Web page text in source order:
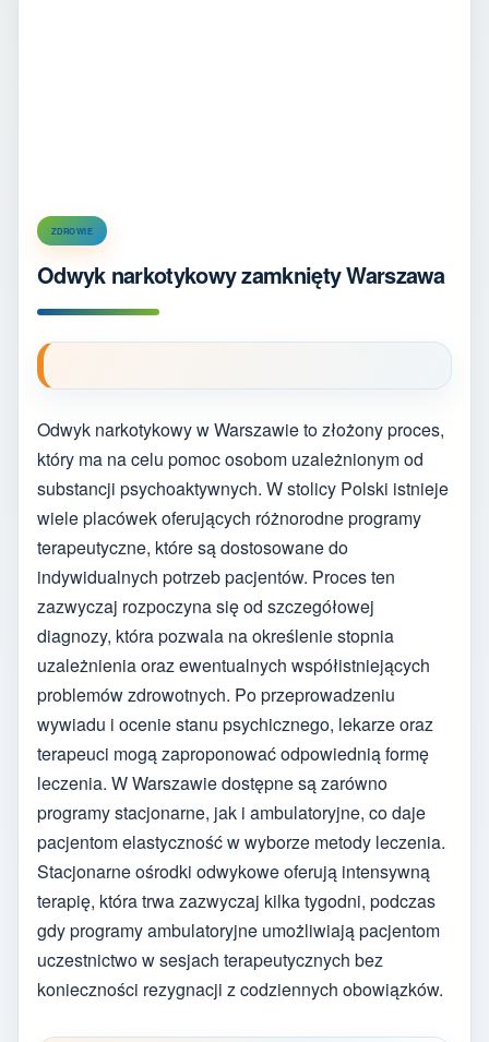
ZDROWIE
Odwyk narkotykowy zamknięty Warszawa
Odwyk narkotykowy w Warszawie to złożony proces,
który ma na celu pomoc osobom uzależnionym od
substancji psychoaktywnych. W stolicy Polski istnieje
wiele placówek oferujących różnorodne programy
terapeutyczne, które są dostosowane do
indywidualnych potrzeb pacjentów. Proces ten
zazwyczaj rozpoczyna się od szczegółowej
diagnozy, która pozwala na określenie stopnia
uzależnienia oraz ewentualnych współistniejących
problemów zdrowotnych. Po przeprowadzeniu
wywiadu i ocenie stanu psychicznego, lekarze oraz
terapeuci mogą zaproponować odpowiednią formę
leczenia. W Warszawie dostępne są zarówno
programy stacjonarne, jak i ambulatoryjne, co daje
pacjentom elastyczność w wyborze metody leczenia.
Stacjonarne ośrodki odwykowe oferują intensywną
terapię, która trwa zazwyczaj kilka tygodni, podczas
gdy programy ambulatoryjne umożliwiają pacjentom
uczestnictwo w sesjach terapeutycznych bez
konieczności rezygnacji z codziennych obowiązków.